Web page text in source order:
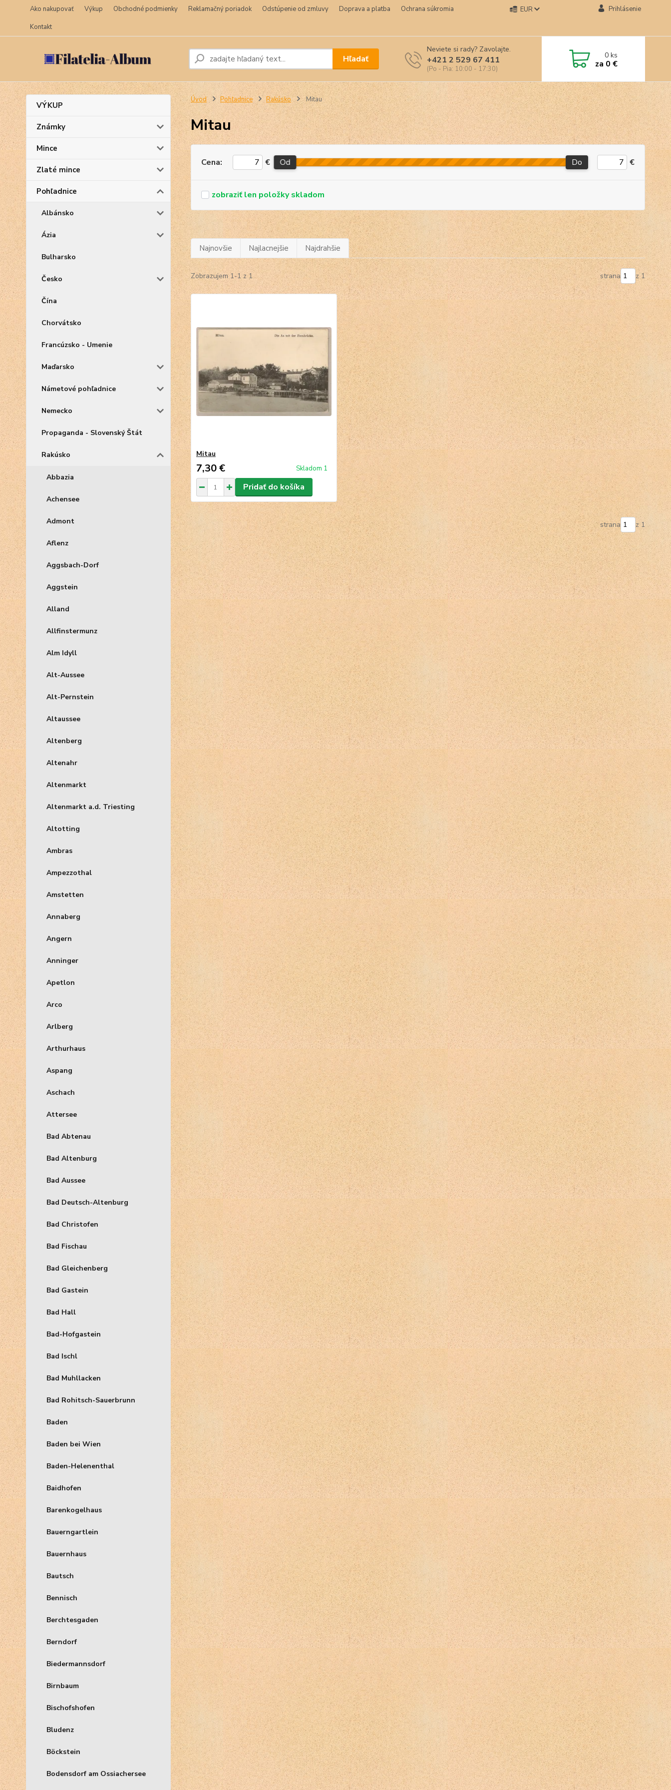
Ako nakupovať Výkup Obchodné podmienky Reklamačný poriadok Odstúpenie od zmluvy Doprava a platba
Ochrana súkromia
Kontakt
EUR Prihlásenie
Hľadať
Neviete si rady? Zavolajte.
+421 2 529 67 411
(Po - Pia: 10:00 - 17:30)
0ks
za 0 €
VÝKUP
Známky
Mince
Zlaté mince
Pohľadnice
Albánsko
Ázia
Bulharsko
Česko
Čína
Chorvátsko
Francúzsko - Umenie
Maďarsko
Námetové pohľadnice
Nemecko
Propaganda - Slovenský Štát
Rakúsko
Abbazia
Achensee
Admont
Aflenz
Aggsbach-Dorf
Aggstein
Alland
Allfinstermunz
Alm Idyll
Alt-Aussee
Alt-Pernstein
Altaussee
Altenberg
Altenahr
Altenmarkt
Altenmarkt a.d. Triesting
Altotting
Ambras
Ampezzothal
Amstetten
Annaberg
Angern
Anninger
Apetlon
Arco
Arlberg
Arthurhaus
Aspang
Aschach
Attersee
Bad Abtenau
Bad Altenburg
Bad Aussee
Bad Deutsch-Altenburg
Bad Christofen
Bad Fischau
Bad Gleichenberg
Bad Gastein
Bad Hall
Bad-Hofgastein
Bad Ischl
Bad Muhllacken
Bad Rohitsch-Sauerbrunn
Baden
Baden bei Wien
Baden-Helenenthal
Baidhofen
Barenkogelhaus
Bauerngartlein
Bauernhaus
Bautsch
Bennisch
Berchtesgaden
Berndorf
Biedermannsdorf
Birnbaum
Bischofshofen
Bludenz
Böckstein
Bodensdorf am Ossiachersee
Úvod Pohľadnice Rakúsko Mitau
Mitau
Cena: € Od Do €
skladom
Najnovšie Najlacnejšie Najdrahšie
Zobrazujem 1-1 z 1 strana z 1
Mitau
7,30 € Skladom 1
Pridať do košíka
strana z 1